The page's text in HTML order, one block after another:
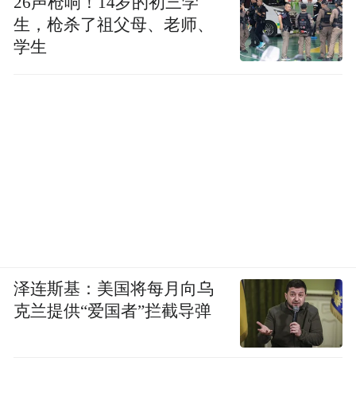
生，枪杀了祖父母、老师、
学生
泽连斯基：美国将每月向乌
克兰提供“爱国者”拦截导弹